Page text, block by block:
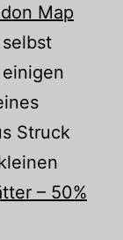
Map
Struck
– 50%